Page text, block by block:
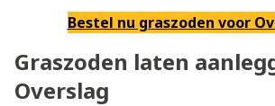
Bestel nu graszoden voor
Graszoden laten
Overslag